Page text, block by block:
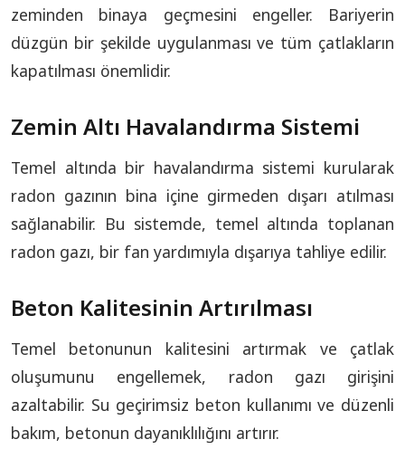
zeminden binaya geçmesini engeller. Bariyerin
düzgün bir şekilde uygulanması ve tüm çatlakların
kapatılması önemlidir.
Zemin Altı Havalandırma Sistemi
Temel altında bir havalandırma sistemi kurularak
radon gazının bina içine girmeden dışarı atılması
sağlanabilir. Bu sistemde, temel altında toplanan
radon gazı, bir fan yardımıyla dışarıya tahliye edilir.
Beton Kalitesinin Artırılması
Temel betonunun kalitesini artırmak ve çatlak
oluşumunu engellemek, radon gazı girişini
azaltabilir. Su geçirimsiz beton kullanımı ve düzenli
bakım, betonun dayanıklılığını artırır.